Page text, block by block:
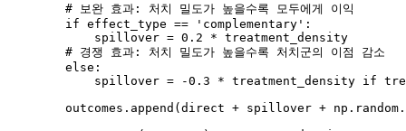
# 보완 효과: 처치 밀도가 높을수록 모두에게 이익
if effect_type == 'complementary' :
            spillover =
0.2 * treatment_density
# 경쟁 효과: 처치 밀도가 높을수록 처치군의 이점 감소
else :
            spillover = -
0.3 * treatment_density if
outcomes.append(direct + spillover +